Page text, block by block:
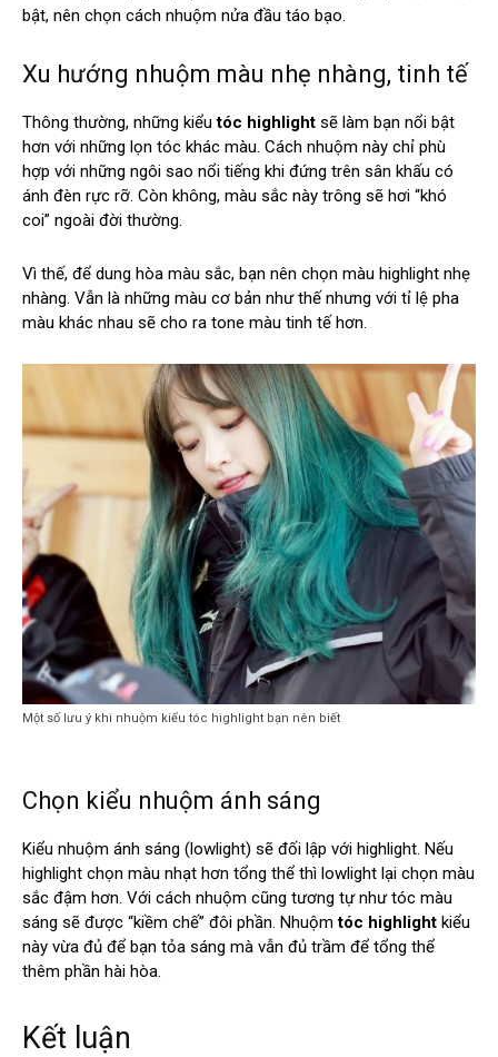
bật, nên chọn cách nhuộm nửa đầu táo bạo.
Xu hướng nhuộm màu nhẹ nhàng, tinh tế
Thông thường, những kiểutóc highlight sẽ làm bạn nổi bật
hơn với những lọn tóc khác màu. Cách nhuộm này chỉ phù
hợp với những ngôi sao nổi tiếng khi đứng trên sân khấu có
ánh đèn rực rỡ. Còn không, màu sắc này trông sẽ hơi “khó
coi” ngoài đời thường.
Vì thế, để dung hòa màu sắc, bạn nên chọn màu highlight nhẹ
nhàng. Vẫn là những màu cơ bản như thế nhưng với tỉ lệ pha
màu khác nhau sẽ cho ra tone màu tinh tế hơn.
Một số lưu ý khi nhuộm kiểu tóc highlight bạn nên biết
Chọn kiểu nhuộm ánh sáng
Kiểu nhuộm ánh sáng (lowlight) sẽ đối lập với highlight. Nếu
highlight chọn màu nhạt hơn tổng thể thì lowlight lại chọn màu
sắc đậm hơn. Với cách nhuộm cũng tương tự như tóc màu
sáng sẽ được “kiềm chế” đôi phần. Nhuộmtóc highlight kiểu
này vừa đủ để bạn tỏa sáng mà vẫn đủ trầm để tổng thể
thêm phần hài hòa.
Kết luận